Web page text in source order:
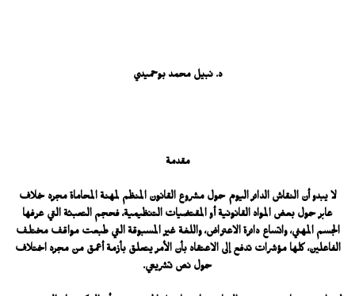
د. نبيل محمد بوحميدي
مقدمة
لا يبدو أن النقاش الدائر اليوم حول مشروع القانون المنظم لمهنة المحاماة مجرد خلاف
عابر حول بعض المواد القانونية أو المقتضيات التنظيمية، فحجم التعبئة التي عرفها
الجسم المهني، واتساع دائرة الاعتراض، واللغة غير المسبوقة التي طبعت مواقف مختلف
الفاعلين، كلها مؤشرات تدفع إلى الاعتقاد بأن الأمر يتعلق بأزمة أعمق من مجرد اختلاف
حول نص تشريعي.